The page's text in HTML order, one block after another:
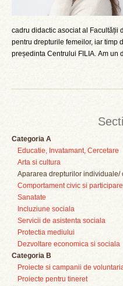
Categoria A
Educatie, Invatamant, Cercetare
Arta si cultura
Apararea drepturilor individuale/
Comportament civic si
Sanatate
Incluziune sociala
Servicii de asistenta sociala
Protectia mediului
Dezvoltare economica si sociala
Categoria B
Proiecte si campanii de
Proiecte pentru tineret
cadru didactic asociat al Facultății
pentru drepturile femeilor, iar timp
președinta Centrului FILIA. Am un